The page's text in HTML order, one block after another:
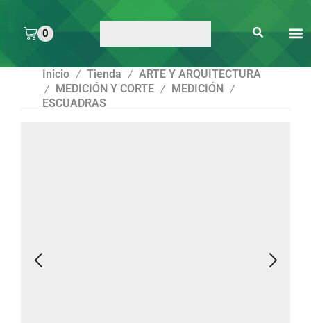
0
Inicio / Tienda / ARTE Y ARQUITECTURA
/ MEDICIÓN Y CORTE / MEDICIÓN /
ESCUADRAS